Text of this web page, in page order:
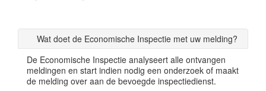
Wat doet de Economische Inspectie met uw melding?
De Economische Inspectie analyseert alle ontvangen
meldingen en start indien nodig een onderzoek of maakt
de melding over aan de bevoegde inspectiedienst.